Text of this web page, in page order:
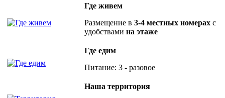
Где живем
Размещение в 3-4 местных номерах с
удобствами на этаже
Где едим
Питание: 3 - разовое
Наша территория